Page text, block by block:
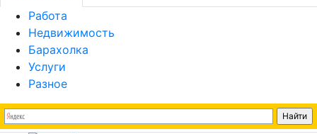
Работа
Недвижимость
Барахолка
Услуги
Разное